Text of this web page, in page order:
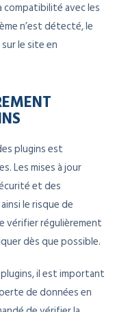
avec les
n’est détecté, le
le site en
plugins est
Les mises à jour
et des
le risque de
vérifier régulièrement
dès que possible.
il est important
de données en